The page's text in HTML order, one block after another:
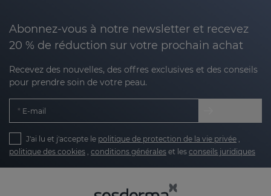
Abonnez-vous à notre newsletter et recevez
20 % de réduction sur votre prochain achat
Recevez des nouvelles, des offres exclusives et des conseils
pour prendre soin de votre peau.
E-mail
J'ai lu et j'accepte le politique de protection de la vie privée ,
politique des cookies , conditions générales et les conseils juridiques